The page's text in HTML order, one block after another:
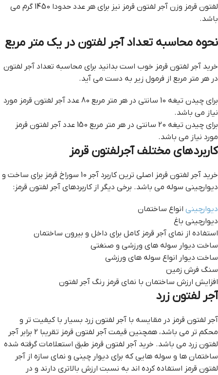
لفتون قرمز وزن آجر لفتون قرمز نیز برای هر عدد حدودا 1450 گرم می
باشد.
نحوه محاسبه تعداد آجر لفتون در یک متر مربع
خرید آجر لفتون قرمز خوب است بدانید برای محاسبه تعداد آجر لفتون
در هر متر مربع از فرمول زیر به دست می آید.
برای چیدن تیغه 10 سانتی در هر متر مربع 80 عدد آجر لفتون قرمز مورد
نیاز می باشد.
برای چیدن تیغه 20 سانتی در هر متر مربع 150 عدد آجر لفتون قرمز
مورد نیاز می باشد.
کاربردهای مختلف آجرلفتون قرمز
خرید آجر لفتون قرمز اصلی ترین کاربرد آجر 10 سوراخ قرمز برای ساخت و
دیوارچینی سوله می باشد. برخی دیگر از کاربردهای آجر لفتون قرمز:
دیوارچینی انواع ساختمان
دیوارچینی باغ
استفاده از نمای آجر قرمز کامل برای داخل و بیرون ساختمان
ساخت دیوار سوله های ورزشی و صنغتی
ساخت دیوار انواع سوله های ورزشی
سنگ فرش زمین
افزایش ارزش ساختمان با نمای قرمز رنگ آجر لفتون
آجر لفتون زرد
آجر لفتون قرمز در مقایسه با آجر لفتون زرد بسیار با کیفیت تر و
محکم تر می باشد، همچنین قیمت آجر لفتون قرمز تقریبا 2 برابر آجر
لفتون زرد می باشد. خرید آجر لفتون قرمز طبق استعلامات گرفته شده
ساختمان ها و سوله هایی که برای دیوار چینی و نمای سازه از آجر
لفتون قرمز استفاده کرده اند به نسبت ارزش بالاتری دارند و در